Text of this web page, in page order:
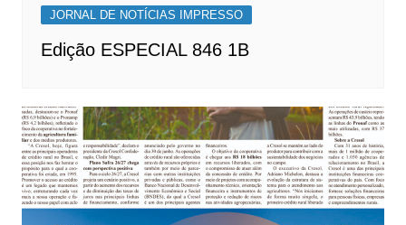
JORNAL DE NOTÍCIAS IMPRESSO
Edição ESPECIAL 846 1B